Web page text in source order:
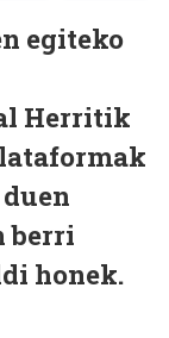
egiteko
Herritik
berri
honek.